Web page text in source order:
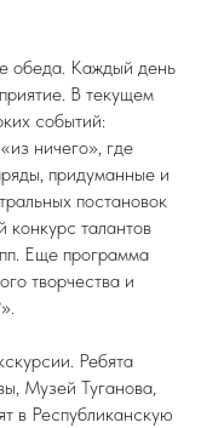
обеда. Каждый день
В текущем
событий:
ничего», где
придуманные и
постановок
конкурс талантов
Еще программа
творчества и
Ребята
Музей Туганова,
в Республиканскую